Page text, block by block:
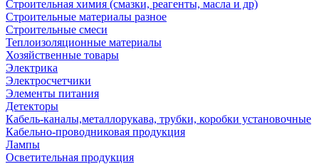
Строительная химия (смазки, реагенты, масла и др)
Строительные материалы разное
Строительные смеси
Теплоизоляционные материалы
Хозяйственные товары
Электрика
Электросчетчики
Элементы питания
Детекторы
Кабель-каналы,металлорукава, трубки, коробки установочные
Кабельно-проводниковая продукция
Лампы
Осветительная продукция